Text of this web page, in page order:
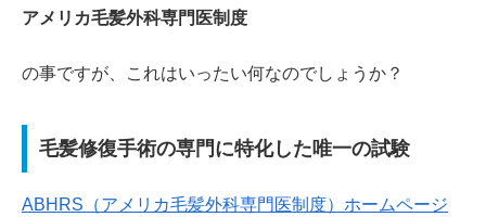
アメリカ毛髪外科専門医制度
の事ですが、これはいったい何なのでしょうか？
毛髪修復手術の専門に特化した唯一の試験
ABHRS（アメリカ毛髪外科専門医制度）ホームページ